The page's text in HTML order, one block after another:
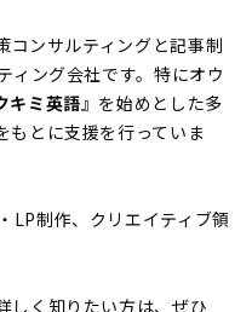
ンサルティングと記事制
ィング会社です。特にオウ
キミ英語』を始めとした多
もとに支援を行っていま
LP制作、クリエイティブ領
しく知りたい方は、ぜひ